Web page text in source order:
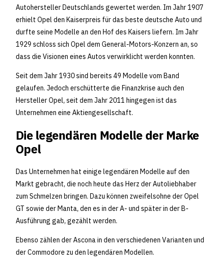
Autohersteller Deutschlands gewertet werden. Im Jahr 1907
erhielt Opel den Kaiserpreis für das beste deutsche Auto und
durfte seine Modelle an den Hof des Kaisers liefern. Im Jahr
1929 schloss sich Opel dem General-Motors-Konzern an, so
dass die Visionen eines Autos verwirklicht werden konnten.
Seit dem Jahr 1930 sind bereits 49 Modelle vom Band
gelaufen. Jedoch erschütterte die Finanzkrise auch den
Hersteller Opel, seit dem Jahr 2011 hingegen ist das
Unternehmen eine Aktiengesellschaft.
Die legendären Modelle der Marke
Opel
Das Unternehmen hat einige legendären Modelle auf den
Markt gebracht, die noch heute das Herz der Autoliebhaber
zum Schmelzen bringen. Dazu können zweifelsohne der Opel
GT sowie der Manta, den es in der A- und später in der B-
Ausführung gab, gezählt werden.
Ebenso zählen der Ascona in den verschiedenen Varianten und
der Commodore zu den legendären Modellen.